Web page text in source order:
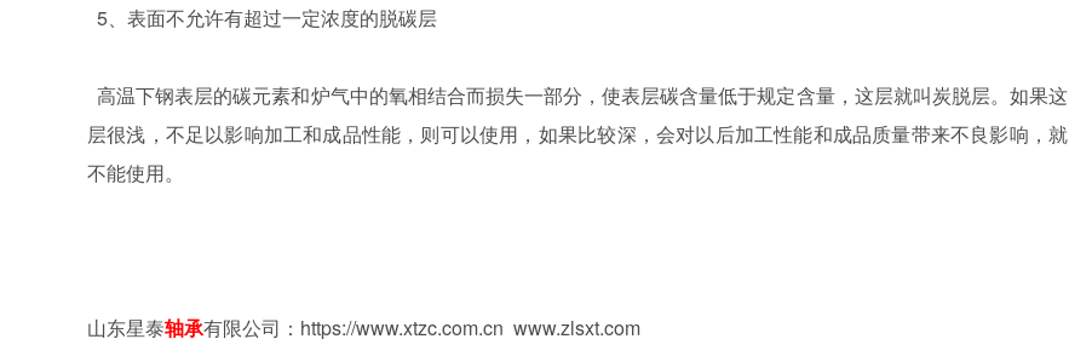
5、表面不允许有超过一定浓度的脱碳层
高温下钢表层的碳元素和炉气中的氧相结合而损失一部分，使表层碳含量低于规定含量，这层就叫炭脱层。如果这
层很浅，不足以影响加工和成品性能，则可以使用，如果比较深，会对以后加工性能和成品质量带来不良影响，就
不能使用。
山东星泰轴承有限公司： https://www.xtzc.com.cn www.zlsxt.com